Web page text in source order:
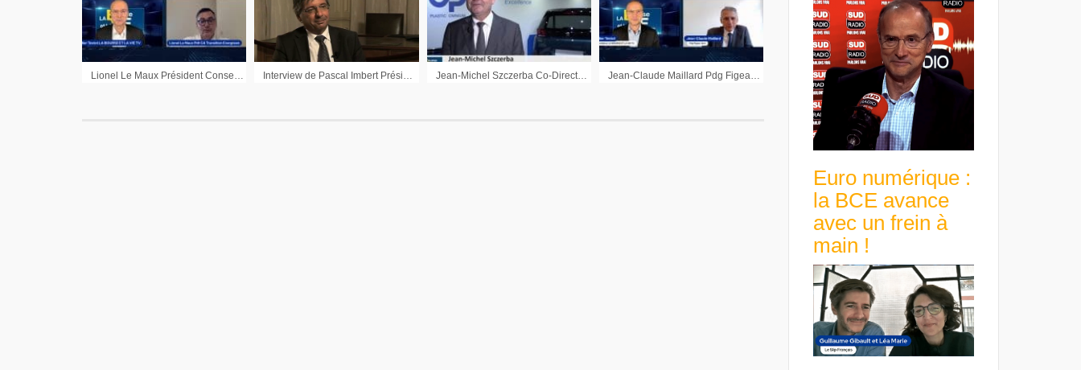
Jean-Michel Szczerba Co-Directeur Général Plastic Omnium : « Nous changeons l’identité de nos deux métiers »
Euro numérique :
la BCE avance
avec un frein à
main !